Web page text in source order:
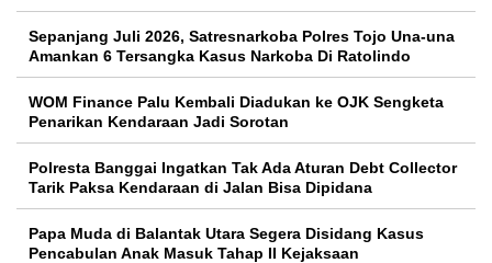
Sepanjang Juli 2026, Satresnarkoba Polres Tojo Una-una
Amankan 6 Tersangka Kasus Narkoba Di Ratolindo
WOM Finance Palu Kembali Diadukan ke OJK Sengketa
Penarikan Kendaraan Jadi Sorotan
Polresta Banggai Ingatkan Tak Ada Aturan Debt Collector
Tarik Paksa Kendaraan di Jalan Bisa Dipidana
Papa Muda di Balantak Utara Segera Disidang Kasus
Pencabulan Anak Masuk Tahap II Kejaksaan